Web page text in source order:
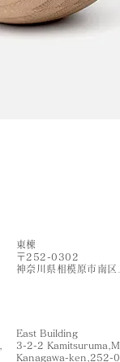
​東棟
〒252-0302
神奈川県相模原市南
East Building
3-2-2
​Kanagawa-ken,252-